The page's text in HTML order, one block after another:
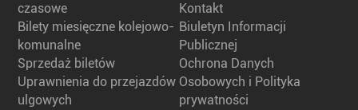
czasowe
Bilety miesięczne kolejowo-
komunalne
Sprzedaż biletów
Uprawnienia do przejazdów
ulgowych
Kontakt
Biuletyn Informacji
Publicznej
Ochrona Danych
Osobowych i Polityka
prywatności